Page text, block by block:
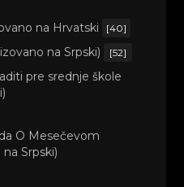
na Hrvatski [40]
na Srpski) [52]
pre srednje škole
O Mesečevom
Srpski)